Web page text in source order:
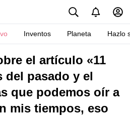
Inventos Planeta Hazlo
el artículo «11
del pasado y el
que podemos oír a
mis tiempos, eso